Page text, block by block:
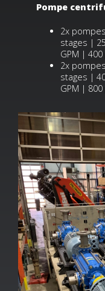
Pompe
2x
stages |
GPM |
2x
stages |
GPM |